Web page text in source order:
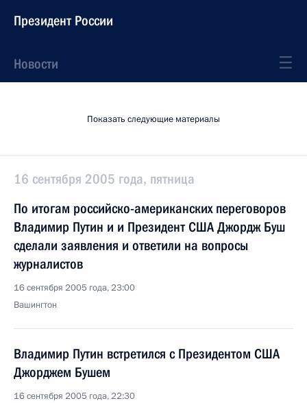
Президент России
Новости
Показать следующие материалы
16 сентября 2005 года, пятница
По итогам российско-американских переговоров
Владимир Путин и и Президент США Джордж Буш
сделали заявления и ответили на вопросы
журналистов
16 сентября 2005 года, 23:00
Вашингтон
Владимир Путин встретился с Президентом США
Джорджем Бушем
16 сентября 2005 года, 22:30